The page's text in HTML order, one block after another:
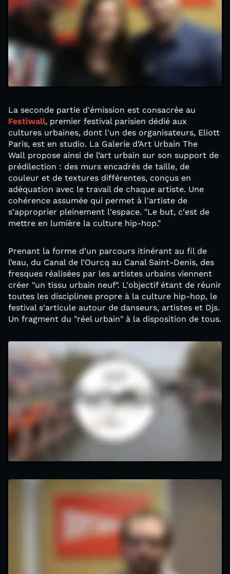
La seconde partie d'émission est consacrée au
Festiwall, premier festival parisien dédié aux
cultures urbaines, dont l'un des organisateurs, Eliott
Paris, est en studio. La Galerie d’Art Urbain The
Wall propose ainsi de l’art urbain sur son support de
prédilection : des murs encadrés de taille, de
couleur et de textures différentes, conçus en
adéquation avec le travail de chaque artiste. Une
cohérence assumée qui permet à l'artiste de
s'approprier pleinement l'espace. "Le but, c'est de
mettre en lumière la culture hip-hop."
Prenant la forme d’un parcours itinérant au fil de
l’eau, du Canal de l’Ourcq au Canal Saint-Denis, des
fresques réalisées par les artistes urbains viennent
créer "un tissu urbain neuf". L'objectif étant de réunir
toutes les disciplines propre à la culture hip-hop, le
festival s'articule autour de danseurs, artistes et Djs.
Un fragment du "réel urbain" à la disposition de tous.